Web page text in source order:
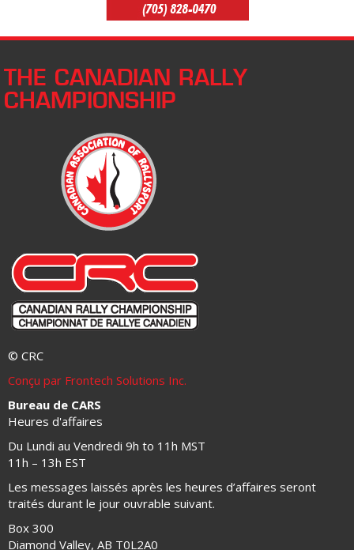
THE CANADIAN RALLY
CHAMPIONSHIP
© CRC
Conçu par Frontech Solutions Inc.
Bureau de CARS
Heures d'affaires
Du Lundi au Vendredi 9h to 11h MST
11h – 13h EST
Les messages laissés après les heures d’affaires seront
traités durant le jour ouvrable suivant.
Box 300
Diamond Valley, AB T0L2A0